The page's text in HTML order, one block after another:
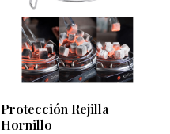
Protección Rejilla
Hornillo